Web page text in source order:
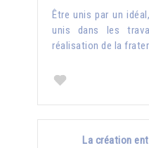
Être unis par un
unis dans les
réalisation de la
La création